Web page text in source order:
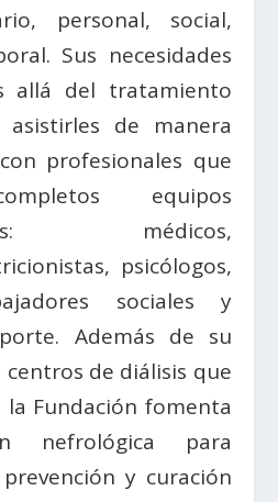
personal, social,
Sus necesidades
allá del tratamiento
de manera
profesionales que
equipos
médicos,
psicólogos,
sociales y
Además de su
de diálisis que
la Fundación fomenta
nefrológica para
y curación